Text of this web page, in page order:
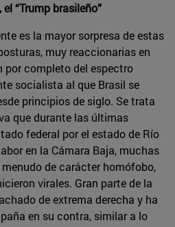
“Trump brasileño”
es la mayor sorpresa de estas
muy reaccionarias en
por completo del espectro
socialista al que Brasil se
principios de siglo. Se trata
que durante las últimas
federal por el estado de Río
en la Cámara Baja, muchas
de carácter homófobo,
virales. Gran parte de la
de extrema derecha y ha
en su contra, similar a lo